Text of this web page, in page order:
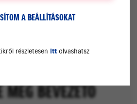
A BEÁLLÍTÁSOKAT
részletesen itt olvashatsz
MEG BEVEZETŐ